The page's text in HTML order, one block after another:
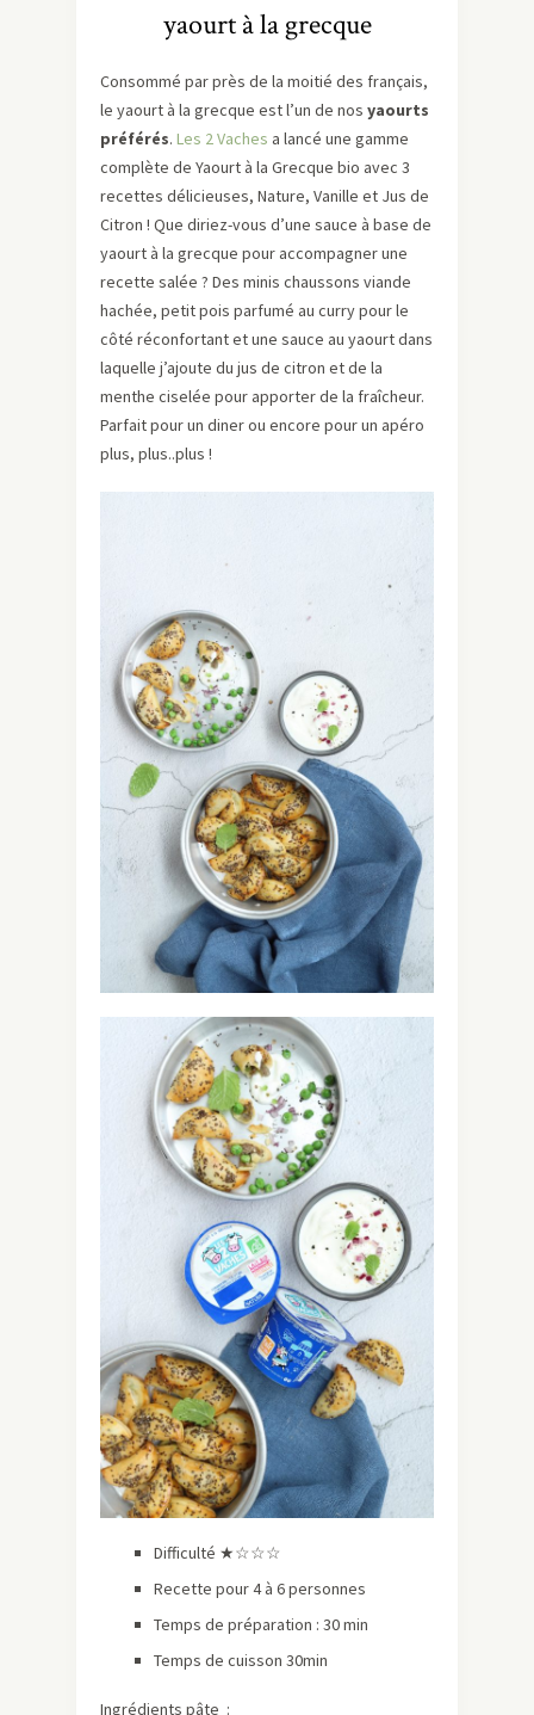
yaourt à la grecque
Consommé par près de la moitié des français,
le yaourt à la grecque est l’un de nos yaourts
préférés. Les 2 Vaches a lancé une gamme
complète de Yaourt à la Grecque bio avec 3
recettes délicieuses, Nature, Vanille et Jus de
Citron ! Que diriez-vous d’une sauce à base de
yaourt à la grecque pour accompagner une
recette salée ? Des minis chaussons viande
hachée, petit pois parfumé au curry pour le
côté réconfortant et une sauce au yaourt dans
laquelle j’ajoute du jus de citron et de la
menthe ciselée pour apporter de la fraîcheur.
Parfait pour un diner ou encore pour un apéro
plus, plus..plus !
Difficulté ★☆☆☆
Recette pour 4 à 6 personnes
Temps de préparation : 30 min
Temps de cuisson 30min
Ingrédients pâte :